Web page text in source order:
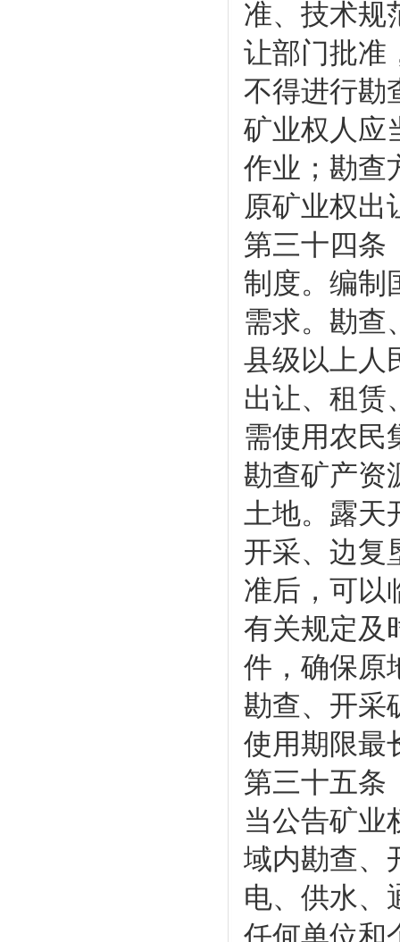
准、技术规
让部门批准
不得进行勘
矿业权人应
作业；勘查
原矿业权出
第三十四
制度。编制
需求。勘查
县级以上人
出让、租赁
需使用农民
勘查矿产资
土地。露天
开采、边复
准后，可以
有关规定及
件，确保原
勘查、开采
使用期限最
第三十五
当公告矿业
域内勘查、
电、供水、